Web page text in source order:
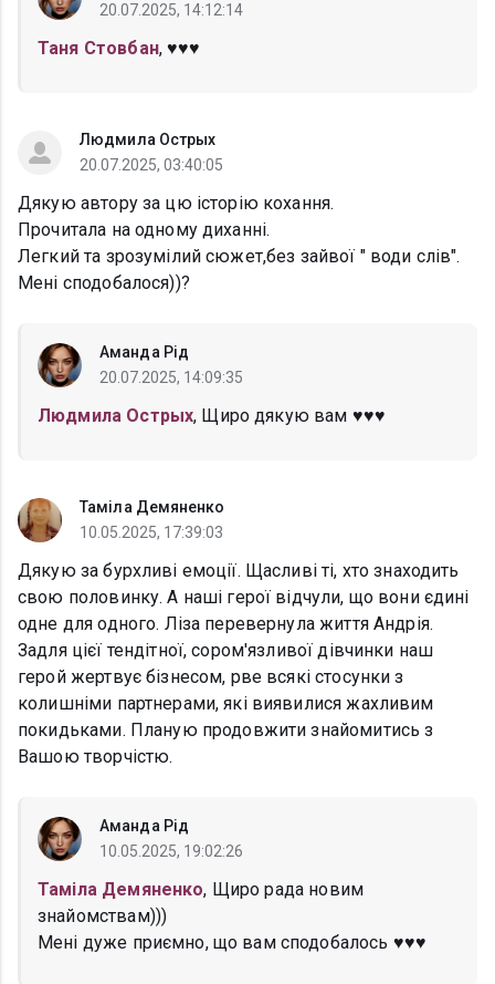
20.07.2025, 14:12:14
Таня Стовбан, ♥️♥️♥️
Людмила Острых
20.07.2025, 03:40:05
Дякую автору за цю історію кохання.
Прочитала на одному диханні.
Легкий та зрозумілий сюжет,без зайвої " води слів".
Мені сподобалося))?
Аманда Рід
20.07.2025, 14:09:35
Людмила Острых, Щиро дякую вам ♥️♥️♥️
Таміла Демяненко
10.05.2025, 17:39:03
Дякую за бурхливі емоції. Щасливі ті, хто знаходить
свою половинку. А наші герої відчули, що вони єдині
одне для одного. Ліза перевернула життя Андрія.
Задля цієї тендітної, сором'язливої дівчинки наш
герой жертвує бізнесом, рве всякі стосунки з
колишніми партнерами, які виявилися жахливим
покидьками. Планую продовжити знайомитись з
Вашою творчістю.
Аманда Рід
10.05.2025, 19:02:26
Таміла Демяненко, Щиро рада новим
знайомствам)))
Мені дуже приємно, що вам сподобалось ♥️♥️♥️